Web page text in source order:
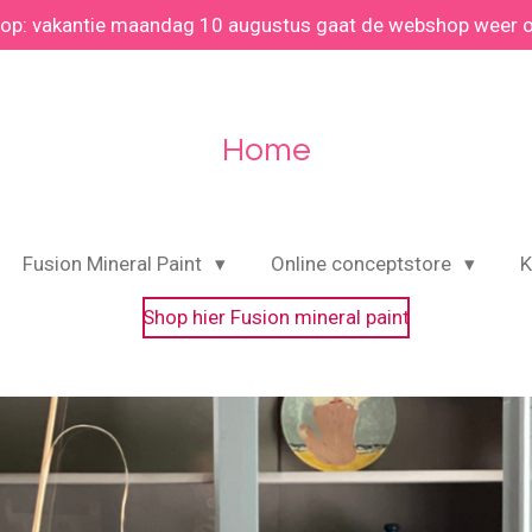
vakantie maandag 10 augustus gaat de webshop weer
Home
Fusion Mineral Paint Online conceptstore
Shop hier Fusion mineral paint